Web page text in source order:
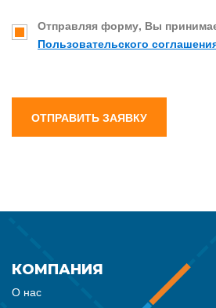
Отправляя форму, Вы
Пользовательского
ОТПРАВИТЬ ЗАЯВКУ
КОМПАНИЯ
О нас